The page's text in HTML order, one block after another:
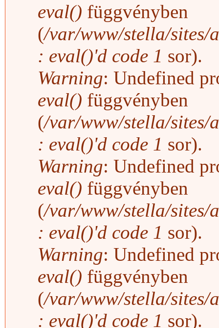
eval() függvényben
(/var/www/stella/sites/
: eval()'d code 1 sor).
Warning: Undefined
eval() függvényben
(/var/www/stella/sites/
: eval()'d code 1 sor).
Warning: Undefined
eval() függvényben
(/var/www/stella/sites/
: eval()'d code 1 sor).
Warning: Undefined
eval() függvényben
(/var/www/stella/sites/
: eval()'d code 1 sor).